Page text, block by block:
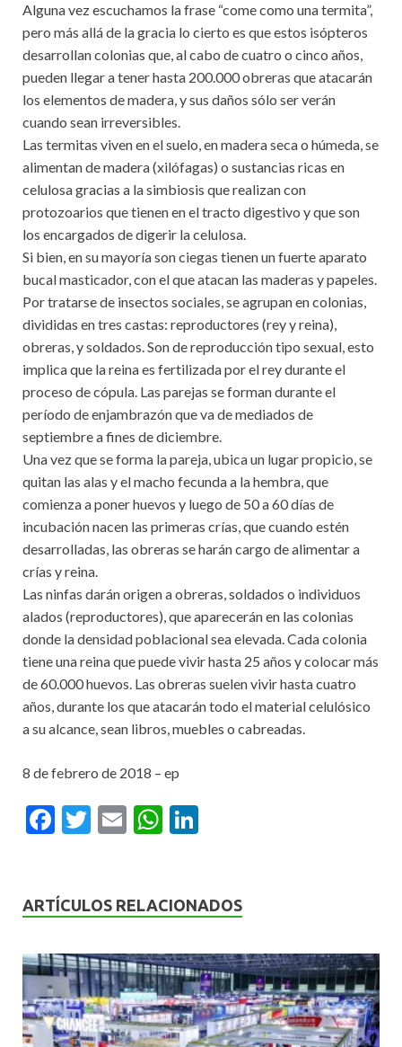
Alguna vez escuchamos la frase “come como una termita”,
pero más allá de la gracia lo cierto es que estos isópteros
desarrollan colonias que, al cabo de cuatro o cinco años,
pueden llegar a tener hasta 200.000 obreras que atacarán
los elementos de madera, y sus daños sólo ser verán
cuando sean irreversibles.
Las termitas viven en el suelo, en madera seca o húmeda, se
alimentan de madera (xilófagas) o sustancias ricas en
celulosa gracias a la simbiosis que realizan con
protozoarios que tienen en el tracto digestivo y que son
los encargados de digerir la celulosa.
Si bien, en su mayoría son ciegas tienen un fuerte aparato
bucal masticador, con el que atacan las maderas y papeles.
Por tratarse de insectos sociales, se agrupan en colonias,
divididas en tres castas: reproductores (rey y reina),
obreras, y soldados. Son de reproducción tipo sexual, esto
implica que la reina es fertilizada por el rey durante el
proceso de cópula. Las parejas se forman durante el
período de enjambrazón que va de mediados de
septiembre a fines de diciembre.
Una vez que se forma la pareja, ubica un lugar propicio, se
quitan las alas y el macho fecunda a la hembra, que
comienza a poner huevos y luego de 50 a 60 días de
incubación nacen las primeras crías, que cuando estén
desarrolladas, las obreras se harán cargo de alimentar a
crías y reina.
Las ninfas darán origen a obreras, soldados o individuos
alados (reproductores), que aparecerán en las colonias
donde la densidad poblacional sea elevada. Cada colonia
tiene una reina que puede vivir hasta 25 años y colocar más
de 60.000 huevos. Las obreras suelen vivir hasta cuatro
años, durante los que atacarán todo el material celulósico
a su alcance, sean libros, muebles o cabreadas.
8 de febrero de 2018 – ep
F
b
o
k
T
er
E
l
W
s
p
p
dI
ARTÍCULOS RELACIONADOS